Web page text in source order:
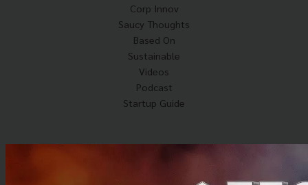
Corp Innov
Saucy Thoughts
Based On
Sustainable
Videos
Podcast
Startup Guide
Techsauce All rights reserved.